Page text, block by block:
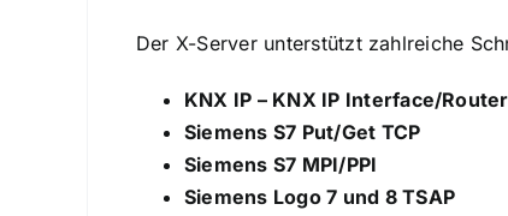
Der X-Server unterstützt zahlreiche
KNX IP – KNX IP Interface/Router
Siemens S7 Put/Get TCP
Siemens S7 MPI/PPI
Siemens Logo 7 und 8 TSAP